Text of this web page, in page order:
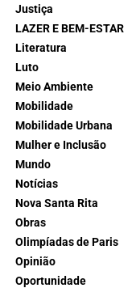
Justiça
LAZER E BEM-ESTAR
Literatura
Luto
Meio Ambiente
Mobilidade
Mobilidade Urbana
Mulher e Inclusão
Mundo
Notícias
Nova Santa Rita
Obras
Olimpíadas de Paris
Opinião
Oportunidade